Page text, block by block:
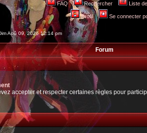
FAQ Rechercher Liste
Profil Se connecter
Aoû 09, 2026 12:14 pm
Forum
accepter et respecter certaines règles pour